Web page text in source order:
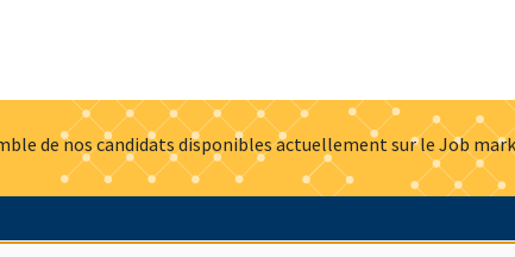
de nos candidats disponibles actuellement sur le Job
Offres d'emploi Presse Mentions légales